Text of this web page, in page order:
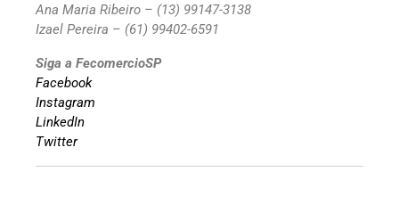
​Ana Maria Ribeiro – (13) 99147-3138
Izael Pereira – (61) 99402-6591
Siga a FecomercioSP
Facebook
Instagram
LinkedIn
Twitter